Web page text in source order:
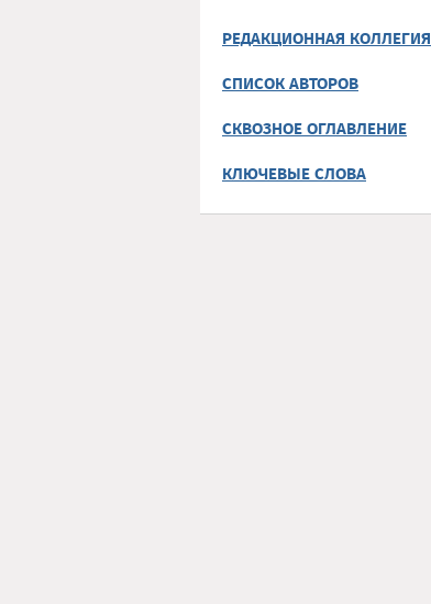
РЕДАКЦИОННАЯ КОЛЛЕГИЯ
СПИСОК АВТОРОВ
СКВОЗНОЕ ОГЛАВЛЕНИЕ
КЛЮЧЕВЫЕ СЛОВА